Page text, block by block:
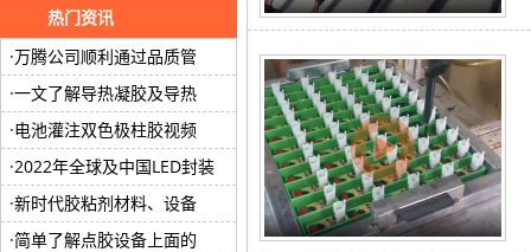
热门资讯
万腾公司顺利通过品质管
一文了解导热凝胶及导热
电池灌注双色极柱胶视频
2022年全球及中国LED封装
新时代胶粘剂材料、设备
简单了解点胶设备上面的